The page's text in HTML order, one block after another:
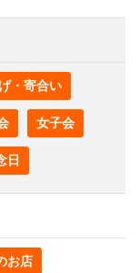
・寄合い
女子会
日
お店